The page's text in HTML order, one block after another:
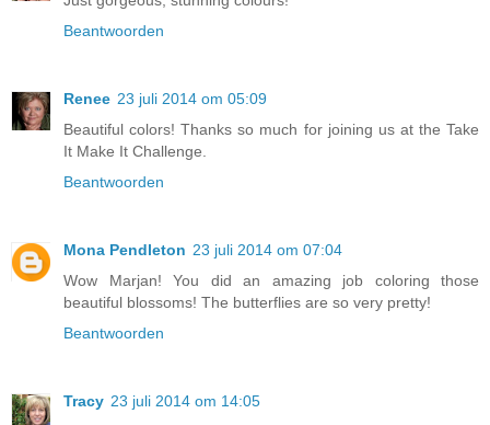
Beantwoorden
Renee 23 juli 2014 om 05:09
Beautiful colors! Thanks so much for joining us at the Take
It Make It Challenge.
Beantwoorden
Mona Pendleton 23 juli 2014 om 07:04
Wow Marjan! You did an amazing job coloring those
beautiful blossoms! The butterflies are so very pretty!
Beantwoorden
Tracy 23 juli 2014 om 14:05